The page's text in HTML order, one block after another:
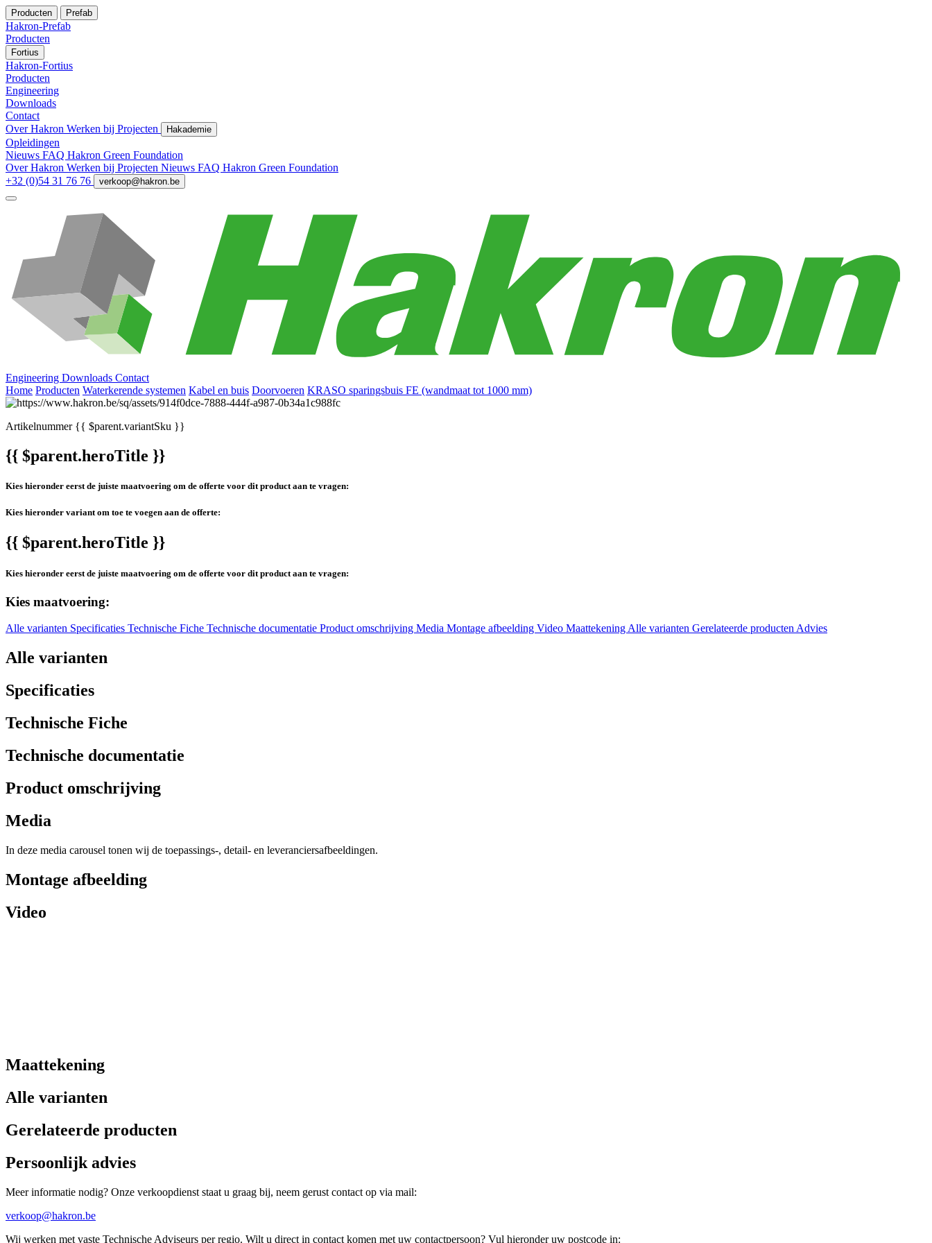
Producten Prefab
Hakron-Prefab
Producten
Fortius
Hakron-Fortius
Producten
Engineering
Downloads
Contact
Over Hakron Werken bij Projecten Hakademie
Opleidingen
Nieuws FAQ Hakron Green Foundation
Over Hakron Werken bij Projecten Nieuws FAQ Hakron Green Foundation
+32 (0)54 31 76 76
verkoop@hakron.be
Engineering Downloads Contact
Home Producten Waterkerende systemen Kabel en buis Doorvoeren KRASO sparingsbuis FE (wandmaat tot 1000 mm)
Artikelnummer{{ $parent.variantSku }}
{{ $parent.heroTitle }}
Kies hieronder eerst de juiste maatvoering om de offerte voor dit product aan te vragen:
Kies hieronder variant om toe te voegen aan de offerte:
{{ $parent.heroTitle }}
Kies hieronder eerst de juiste maatvoering om de offerte voor dit product aan te vragen:
Kies maatvoering:
Alle varianten Specificaties Technische Fiche Technische documentatie Product omschrijving Media Montage afbeelding Video MaattekeningAlle varianten Gerelateerde productenAdvies
Alle varianten
Specificaties
Technische Fiche
Technische documentatie
Product omschrijving
Media
In deze media carousel tonen wij de toepassings-, detail- en leveranciersafbeeldingen.
Montage afbeelding
Video
Maattekening
Alle varianten
Gerelateerde producten
Persoonlijk advies
Meer informatie nodig? Onze verkoopdienst staat u graag bij, neem gerust contact op via mail:
verkoop@hakron.be
Wij werken met vaste Technische Adviseurs per regio. Wilt u direct in contact komen met uw contactpersoon? Vul hieronder uw postcode in: